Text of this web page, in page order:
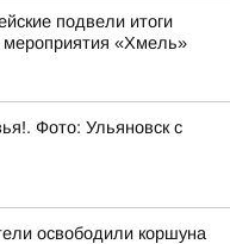
подвели итоги
мероприятия «Хмель»
Фото: Ульяновск с
освободили коршуна